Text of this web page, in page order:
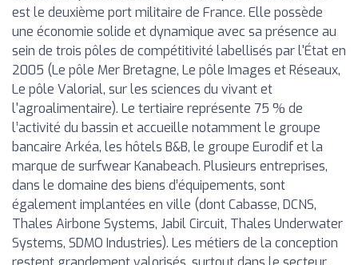
est le deuxième port militaire de France. Elle possède
une économie solide et dynamique avec sa présence au
sein de trois pôles de compétitivité labellisés par l'État en
2005 (Le pôle Mer Bretagne, Le pôle Images et Réseaux,
Le pôle Valorial, sur les sciences du vivant et
l'agroalimentaire). Le tertiaire représente 75 % de
l’activité du bassin et accueille notamment le groupe
bancaire Arkéa, les hôtels B&B, le groupe Eurodif et la
marque de surfwear Kanabeach. Plusieurs entreprises,
dans le domaine des biens d’équipements, sont
également implantées en ville (dont Cabasse, DCNS,
Thales Airbone Systems, Jabil Circuit, Thales Underwater
Systems, SDMO Industries). Les métiers de la conception